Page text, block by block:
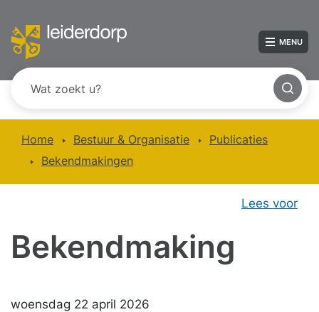
MENU
Home Bestuur & Organisatie
Publicaties
Bekendmakingen
Lees voor
Bekendmaking
woensdag 22 april 2026